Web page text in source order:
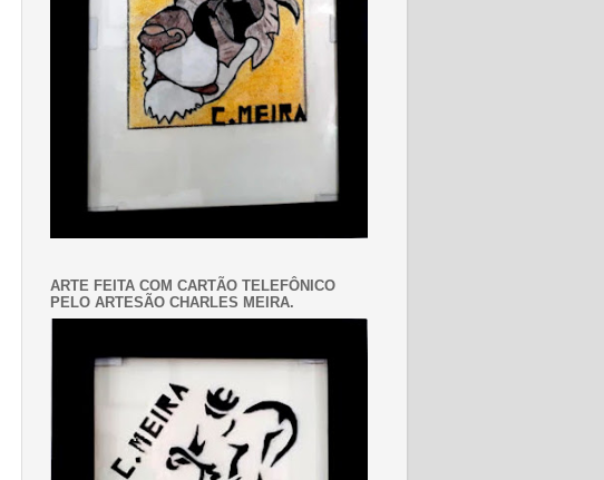
ARTE FEITA COM CARTÃO TELEFÔNICO
PELO ARTESÃO CHARLES MEIRA.